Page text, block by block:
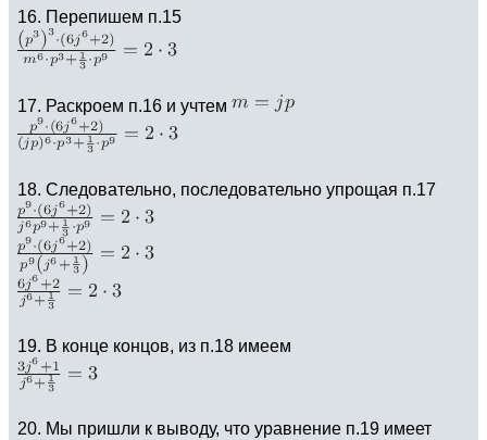
16. Перепишем п.15
17. Раскроем п.16 и учтем
18. Следовательно, последовательно упрощая п.17
19. В конце концов, из п.18 имеем
20. Мы пришли к выводу, что уравнение п.19 имеет